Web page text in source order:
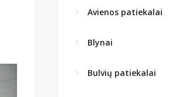
Avienos patiekalai
Blynai
Bulvių patiekalai